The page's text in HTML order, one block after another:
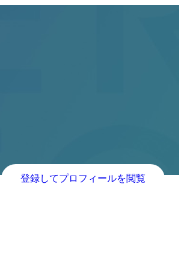
登録してプロフィールを閲覧